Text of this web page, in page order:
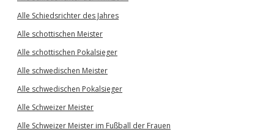
Alle Schiedsrichter des Jahres
Alle schottischen Meister
Alle schottischen Pokalsieger
Alle schwedischen Meister
Alle schwedischen Pokalsieger
Alle Schweizer Meister
Alle Schweizer Meister im Fußball der Frauen